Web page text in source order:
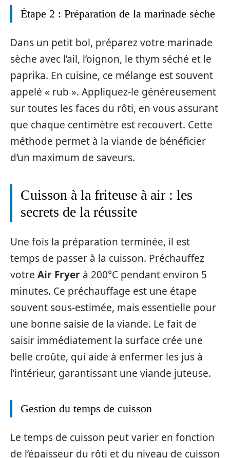
Étape 2 : Préparation de la marinade sèche
Dans un petit bol, préparez votre marinade
sèche avec l’ail, l’oignon, le thym séché et le
paprika. En cuisine, ce mélange est souvent
appelé « rub ». Appliquez-le généreusement
sur toutes les faces du rôti, en vous assurant
que chaque centimètre est recouvert. Cette
méthode permet à la viande de bénéficier
d’un maximum de saveurs.
Cuisson à la friteuse à air : les
secrets de la réussite
Une fois la préparation terminée, il est
temps de passer à la cuisson. Préchauffez
votre Air Fryer à 200°C pendant environ 5
minutes. Ce préchauffage est une étape
souvent sous-estimée, mais essentielle pour
une bonne saisie de la viande. Le fait de
saisir immédiatement la surface crée une
belle croûte, qui aide à enfermer les jus à
l’intérieur, garantissant une viande juteuse.
Gestion du temps de cuisson
Le temps de cuisson peut varier en fonction
de l’épaisseur du rôti et du niveau de cuisson